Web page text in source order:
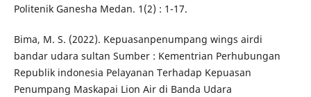
Politenik Ganesha Medan. 1(2) : 1-17.
Bima, M. S. (2022). Kepuasanpenumpang wings airdi
bandar udara sultan Sumber : Kementrian Perhubungan
Republik indonesia Pelayanan Terhadap Kepuasan
Penumpang Maskapai Lion Air di Banda Udara